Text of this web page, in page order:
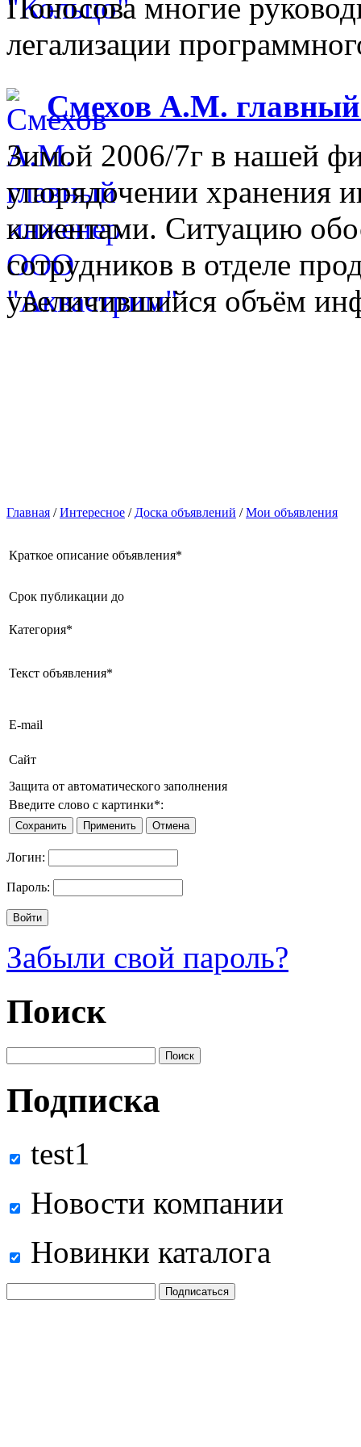
Поносова многие
легализации
Смехов А.М.
Зимой 2006/7г в нашей
упорядочении хранения
клиентами. Ситуацию
сотрудников в отделе
увеличившийся объём
Главная /Интересное / Доска объявлений /Мои объявления
Краткое описание объявления*
Срок публикации до
Категория*
Текст объявления*
E-mail
Сайт
Защита от автоматического заполнения
Введите слово с картинки*:
Логин:
Пароль:
Забыли свой пароль?
Поиск
Подписка
test1
Новости компании
Новинки каталога